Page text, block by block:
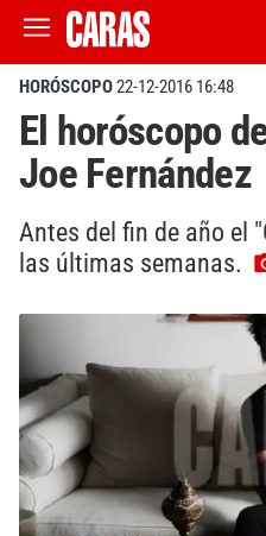
HORÓSCOPO22-12-2016 16:48
El horóscopo
Joe Fernández
Antes del fin de año el
las últimas semanas.